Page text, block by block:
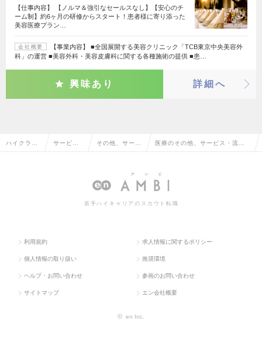
【仕事内容】 【ノルマ＆強引なセールスなし】【安心のチ
ーム制】約6ヶ月の研修からスタート！患者様に寄り添った
美容医療プラン…
会社概要
【事業内容】 ■全国展開する美容クリニック「TCB東京中央美容外
科」の運営 ■美容外科・美容皮膚科に関する各種施術の提供 ■患…
興味あり 詳細へ
ハイクラス サービ その他、サービ 医療のその他、サービス・流通
若手ハイキャリアのスカウト転職
利用規約 求人情報に関するポリシー
個人情報の取り扱い 推奨環境
ヘルプ・お問い合わせ 参画のお問い合わせ
サイトマップ エン会社概要
© en Inc.